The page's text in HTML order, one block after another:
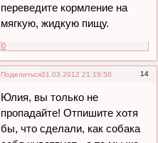
переведите кормление на
мягкую, жидкую пищу.
0
Поделиться 14
31.03.2012 21:19:50
Юлия, вы только не
пропадайте! Отпишите хотя
бы, что сделали, как собака